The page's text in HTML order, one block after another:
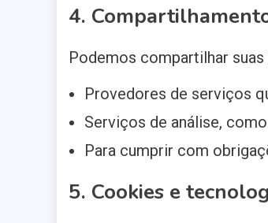
4.
Podemos compartilhar
Provedores de serviços
Serviços de análise,
Para cumprir com
5. Cookies e